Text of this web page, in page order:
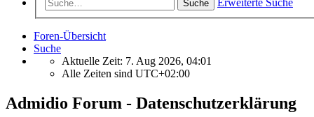
Suche
Foren-Übersicht
Suche
Aktuelle Zeit: 7. Aug 2026, 04:01
Alle Zeiten sind UTC+02:00
Admidio Forum - Datenschutzerklärung